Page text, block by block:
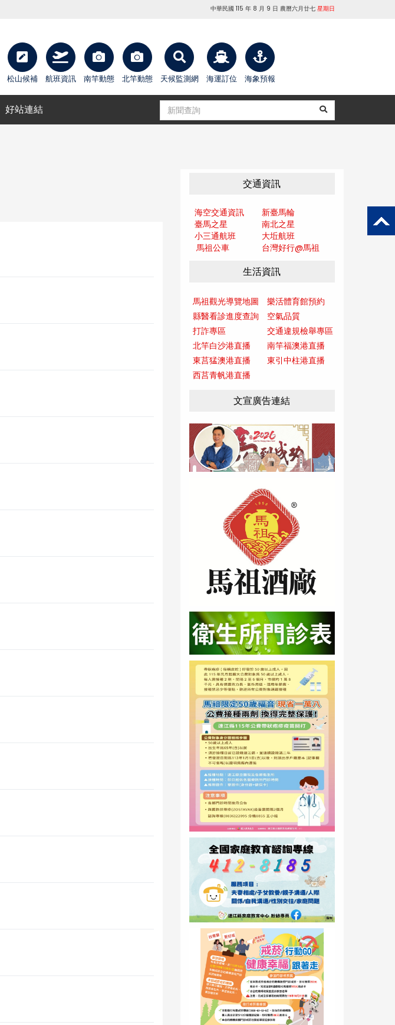
中華民國 115 年 8 月 9 日 農曆六月廿七 星期日
松山候補 航班資訊 南竿動態 北竿動態 天候監測網 海運訂位 海象預報
好站連結
交通資訊
海空交通資訊
新臺馬輪
臺馬之星
南北之星
小三通航班
大坵航班
馬祖公車
台灣好行@馬祖
生活資訊
馬祖觀光導覽地圖
樂活體育館預約
縣醫看診進度查詢
空氣品質
打詐專區
交通違規檢舉專區
北竿白沙港直播
南竿福澳港直播
東莒猛澳港直播
東引中柱港直播
西莒青帆港直播
文宣廣告連結